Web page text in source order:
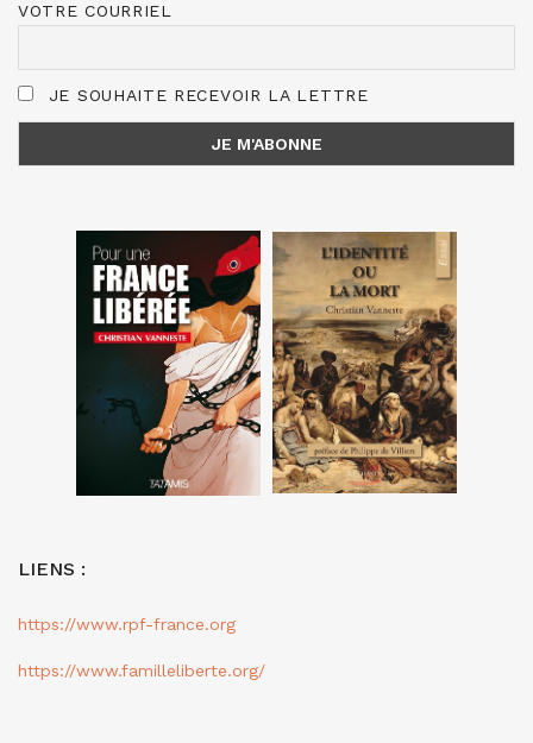
VOTRE COURRIEL
JE SOUHAITE RECEVOIR LA LETTRE
LIENS :
https://www.rpf-france.org
https://www.familleliberte.org/